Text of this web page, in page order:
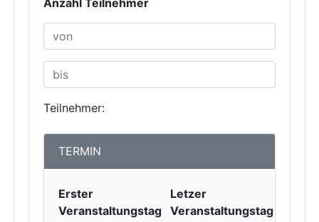
Teilnehmer:
TERMIN
Erster
Veranstaltungstag
Letzer
Veranstaltungstag